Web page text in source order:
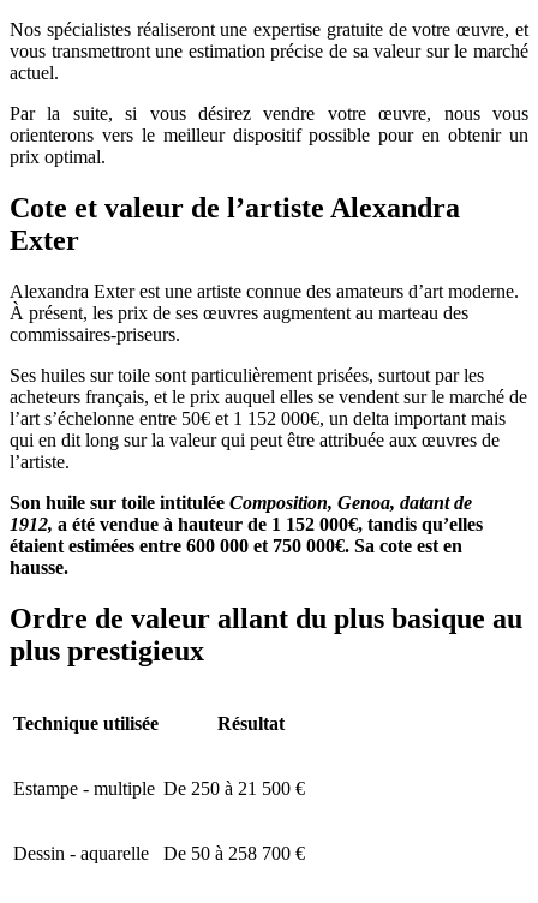
Nos spécialistes réaliseront une expertise gratuite de votre œuvre, et
vous transmettront une estimation précise de sa valeur sur le marché
actuel.
Par la suite, si vous désirez vendre votre œuvre, nous vous
orienterons vers le meilleur dispositif possible pour en obtenir un
prix optimal.
Cote et valeur de l’artiste Alexandra
Exter
Alexandra Exter est une artiste connue des amateurs d’art moderne.
À présent, les prix de ses œuvres augmentent au marteau des
commissaires-priseurs.
Ses huiles sur toile sont particulièrement prisées, surtout par les
acheteurs français, et le prix auquel elles se vendent sur le marché de
l’art s’échelonne entre 50€ et 1 152 000€, un delta important mais
qui en dit long sur la valeur qui peut être attribuée aux œuvres de
l’artiste.
Son huile sur toile intitulée Composition, Genoa, datant de
1912, a été vendue à hauteur de 1 152 000€, tandis qu’elles
étaient estimées entre 600 000 et 750 000€. Sa cote est en
hausse.
Ordre de valeur allant du plus basique au
plus prestigieux
Technique utilisée Résultat
Estampe - multiple De 250 à 21 500 €
Dessin - aquarelle De 50 à 258 700 €